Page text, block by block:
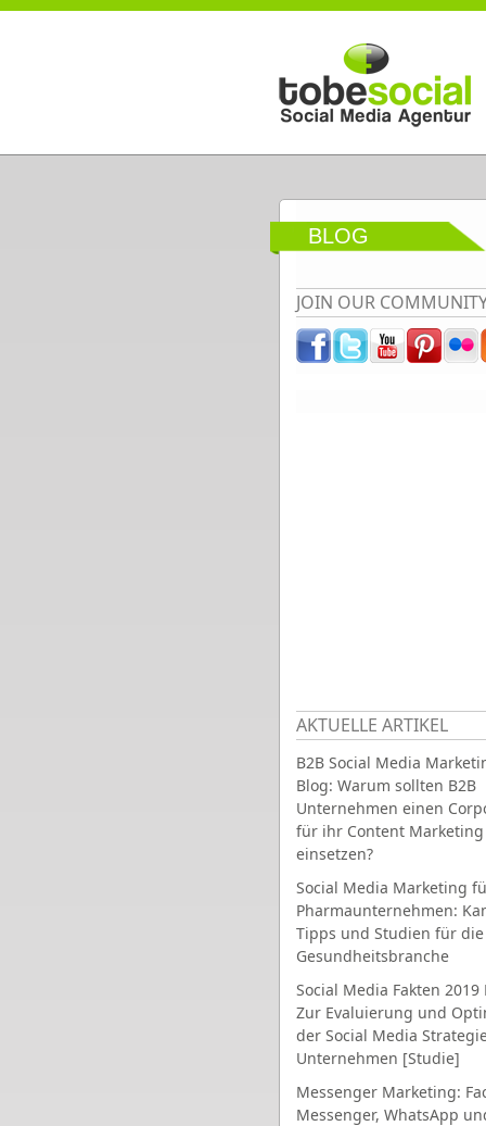
Direkt zum Inhalt
BLOG
JOIN OUR
AKTUELLE ARTIKEL
B2B Social Media
Blog: Warum sollten B2B
Unternehmen einen
für ihr Content Marketing
einsetzen?
Social Media Marketing
Pharmaunternehmen:
Tipps und Studien für die
Gesundheitsbranche
Social Media Fakten 2019
Zur Evaluierung und
der Social Media
Unternehmen [Studie]
Messenger Marketing:
Messenger, WhatsApp